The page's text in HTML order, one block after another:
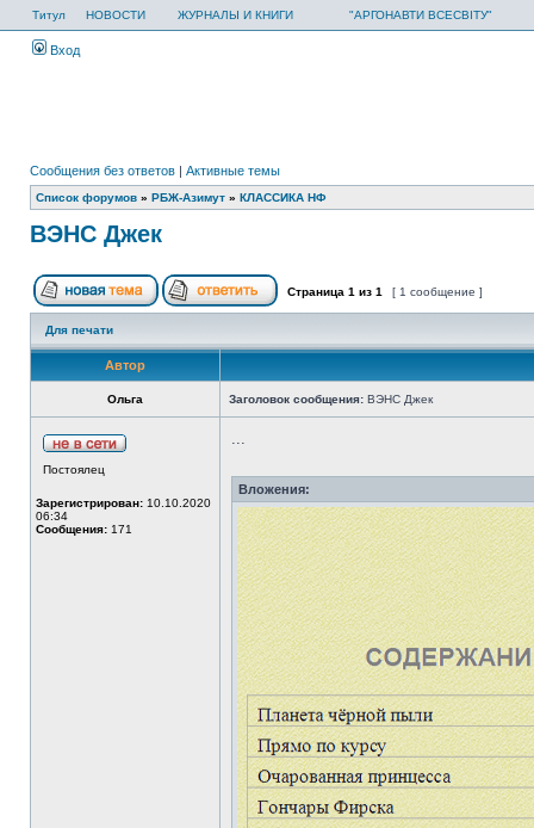
Титул НОВОСТИ ЖУРНАЛЫ И КНИГИ "АРГОНАВТИ ВСЕСВІТУ"
Вход
Сообщения без ответов | Активные темы
Список форумов » РБЖ-Азимут » КЛАССИКА НФ
ВЭНС Джек
Страница 1 из 1 [ 1 сообщение ]
Для печати
Автор
Ольга Заголовок сообщения: ВЭНС Джек
Постоялец
Зарегистрирован: 10.10.2020
06:34
Сообщения: 171
...
Вложения: